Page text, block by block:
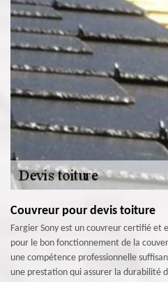
Couvreur pour devis toiture
Fargier Sony est un couvreur certifié et
pour le bon fonctionnement de la
une compétence professionnelle
une prestation qui assurer la durabilité